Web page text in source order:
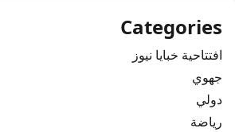
Categories
افتتاحية خبايا نيوز
جهوي
دولي
رياضة